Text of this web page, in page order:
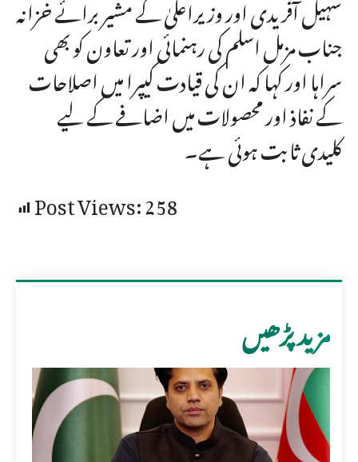
جناب مزمل اسلم کی رہنمائی اور تعاون کو بھی
سراہا اور کہا کہ ان کی قیادت کیپرا میں اصلاحات
کے نفاذ اور محصولات میں اضافے کے لیے
کلیدی ثابت ہوئی ہے۔
Post Views:258
مزید پڑھیں